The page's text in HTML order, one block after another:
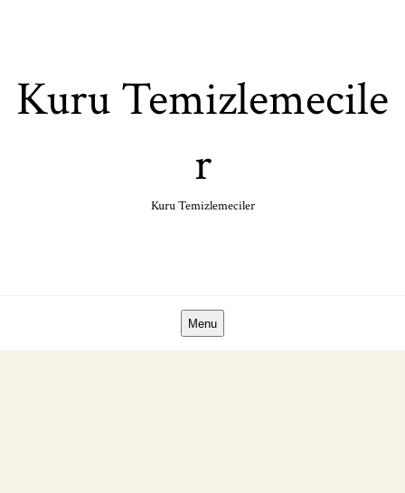
Kuru Temizlemecile
r
Kuru Temizlemeciler
Menu